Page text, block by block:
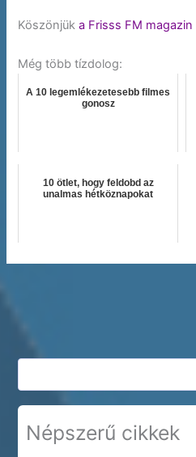
Köszönjüka Frisss FM magazin
Még több tízdolog:
A 10 legemlékezetesebb filmes
gonosz
10 ötlet, hogy feldobd az
unalmas hétköznapokat
Keresés
Népszerű cikkek